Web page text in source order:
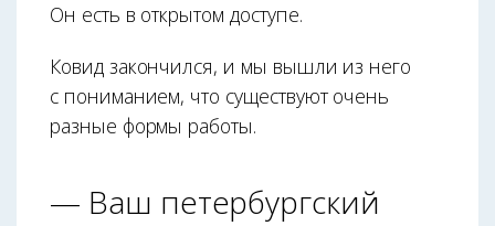
Он есть в открытом доступе.
Ковид закончился, и мы вышли из него
с пониманием, что существуют очень
разные формы работы.
— Ваш петербургский